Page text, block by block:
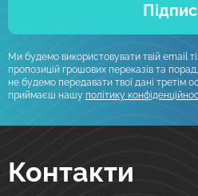
Ми будемо використовувати твій email
пропозицій грошових переказів та
не будемо передавати твої дані третім
приймаєш нашу політику
Контакти